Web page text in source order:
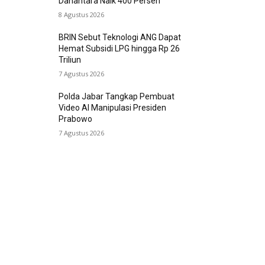
8 Agustus 2026
BRIN Sebut Teknologi ANG Dapat
Hemat Subsidi LPG hingga Rp 26
Triliun
7 Agustus 2026
Polda Jabar Tangkap Pembuat
Video AI Manipulasi Presiden
Prabowo
7 Agustus 2026